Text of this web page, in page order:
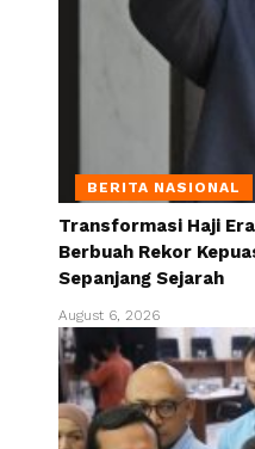
BERITA NASIONAL
Transformasi Haji
Berbuah Rekor
Sepanjang Sejarah
August 6, 2026